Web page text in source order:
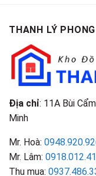
THANH LÝ
Địa chỉ: 11A Bùi
Minh
Mr. Hoà:
Mr. Lâm:
Thu mua: